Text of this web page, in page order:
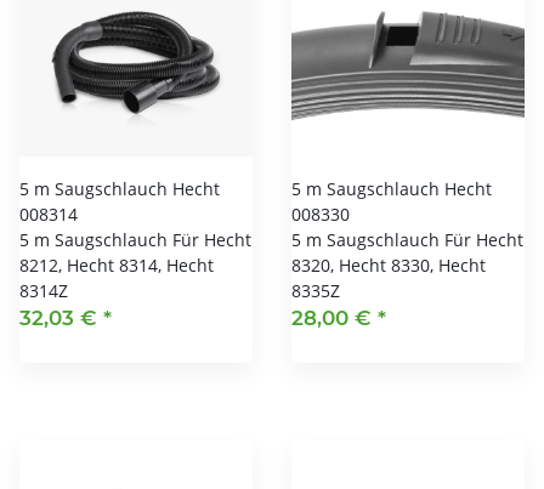
5 m Saugschlauch Hecht
008314
5 m Saugschlauch Für Hecht
8212, Hecht 8314, Hecht
8314Z
32,03 € *
5 m Saugschlauch Hecht
008330
5 m Saugschlauch Für Hecht
8320, Hecht 8330, Hecht
8335Z
28,00 € *